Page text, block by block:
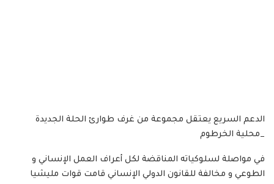
الدعم السريع يعتقل مجموعة من غرف طوارئ الحلة الجديدة
_محلية الخرطوم
في مواصلة لسلوكياته المناقضة لكل أعراف العمل الإنساني و
الطوعي و مخالفة للقانون الدولي الإنساني قامت قوات مليشيا